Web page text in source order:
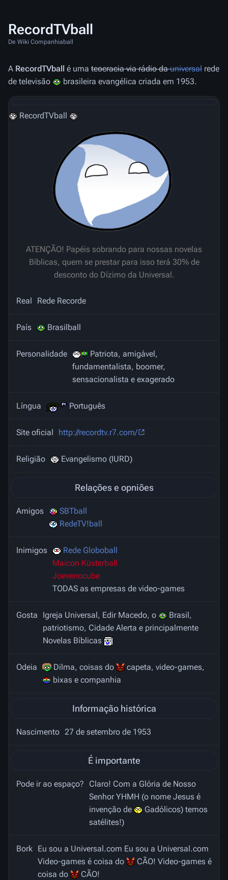
RecordTVball
De Wiki Companhiaball
A RecordTVball é uma teocracia via rádio dauniversal rede
de televisão
brasileira evangélica criada em 1953.
RecordTVball
ATENÇÃO! Papéis sobrando para nossas novelas
Bíblicas, quem se prestar para isso terá 30% de
desconto do Dízimo da Universal.
Real Rede Recorde
País Brasilball
Personalidade
Patriota, amigável,
fundamentalista, boomer,
sensacionalista e exagerado
Língua Português
Site oficial http://recordtv.r7.com/
Religião Evangelismo (IURD)
Relações e opniões
Amigos
SBTball
RedeTV!ball
Inimigos
Rede Globoball
Maicon Küsterball
Joevenocube
TODAS as empresas de video-games
Gosta Igreja Universal, Edir Macedo, o
Brasil,
patriotismo, Cidade Alerta e principalmente
Novelas Bíblicas
Odeia Dilma, coisas do
capeta, video-games,
bixas e companhia
Informação histórica
Nascimento 27 de setembro de 1953
É importante
Pode ir ao espaço?
Claro! Com a Glória de Nosso
Senhor YHMH (o nome Jesus é
invenção de
Gadólicos) temos
satélites!)
Bork Eu sou a Universal.com Eu sou a Universal.com
Video-games é coisa do
CÃO! Video-games é
coisa do
CÃO!